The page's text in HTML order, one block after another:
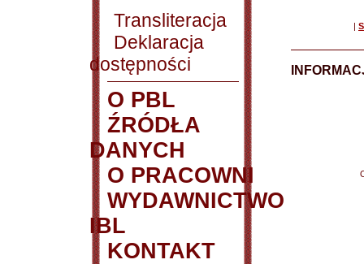
Transliteracja
Deklaracja
dostępności
O PBL
ŹRÓDŁA
DANYCH
O PRACOWNI
WYDAWNICTWO
IBL
KONTAKT
|